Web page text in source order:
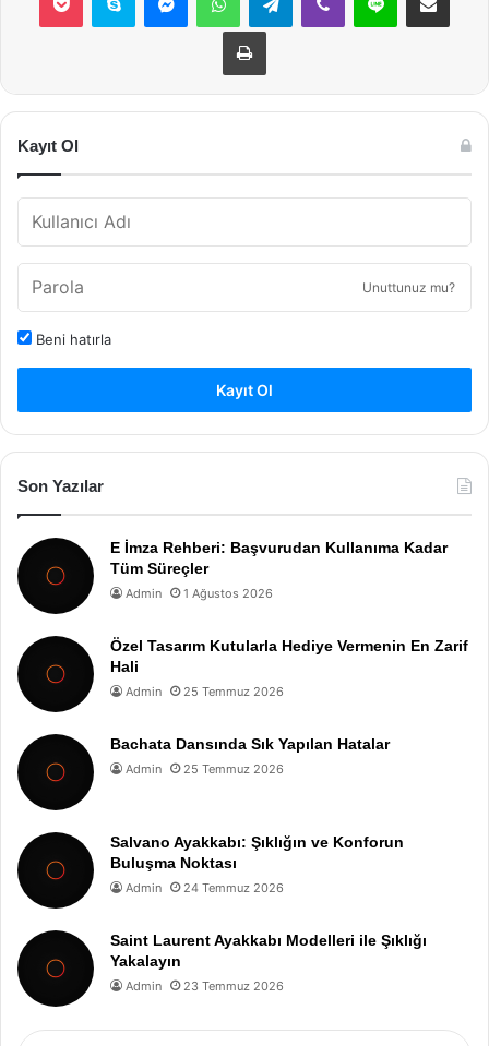
Yazdır
Kayıt Ol
Unuttunuz mu?
Beni hatırla
Kayıt Ol
Son Yazılar
E İmza Rehberi: Başvurudan Kullanıma Kadar
Tüm Süreçler
Admin 1 Ağustos 2026
Özel Tasarım Kutularla Hediye Vermenin En Zarif
Hali
Admin 25 Temmuz 2026
Bachata Dansında Sık Yapılan Hatalar
Admin 25 Temmuz 2026
Salvano Ayakkabı: Şıklığın ve Konforun
Buluşma Noktası
Admin 24 Temmuz 2026
Saint Laurent Ayakkabı Modelleri ile Şıklığı
Yakalayın
Admin 23 Temmuz 2026